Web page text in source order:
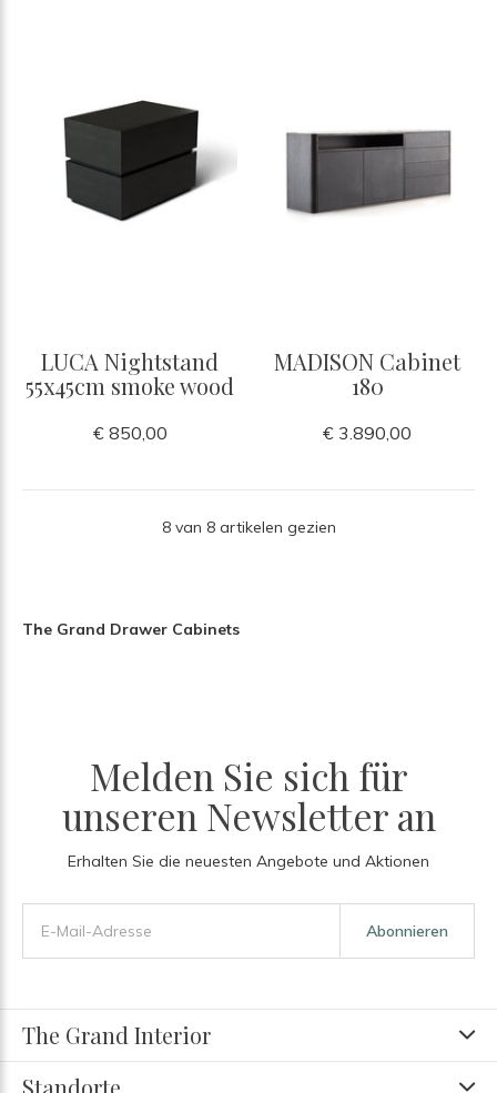
LUCA Nightstand
55x45cm smoke wood
€ 850,00
MADISON Cabinet
180
€ 3.890,00
8 van 8 artikelen gezien
The Grand Drawer Cabinets
Melden Sie sich für
unseren Newsletter an
Erhalten Sie die neuesten Angebote und Aktionen
Abonnieren
The Grand Interior
Standorte